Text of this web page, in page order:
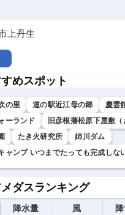
上丹生
めスポット
の里 道の駅近江母の郷
慶雲
ーランド
旧彦根藩松原下屋敷
たき火研究所
姉川ダム
ャンプ いつまでたっても完成しな
ダスランキング
降水量 風